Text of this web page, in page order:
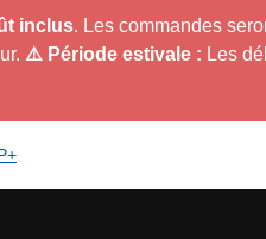
inclus. Les commandes
⚠️ Période estivale : Les